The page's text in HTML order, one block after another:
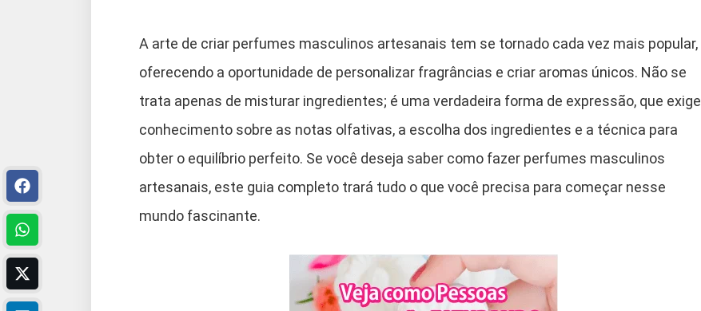
A arte de criar perfumes masculinos artesanais tem se tornado cada vez mais popular,
oferecendo a oportunidade de personalizar fragrâncias e criar aromas únicos. Não se
trata apenas de misturar ingredientes; é uma verdadeira forma de expressão, que exige
conhecimento sobre as notas olfativas, a escolha dos ingredientes e a técnica para
obter o equilíbrio perfeito. Se você deseja saber como fazer perfumes masculinos
artesanais, este guia completo trará tudo o que você precisa para começar nesse
mundo fascinante.